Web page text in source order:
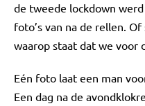
de tweede lockdown
foto’s van na de rellen.
waarop staat dat we voor
Eén foto laat een man
Een dag na de